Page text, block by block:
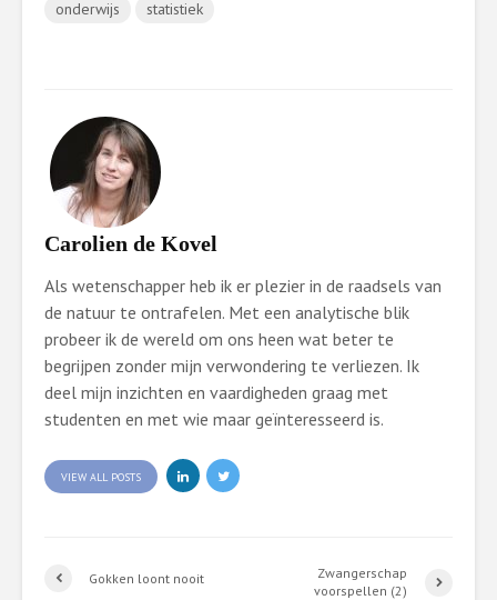
onderwijs statistiek
Carolien de Kovel
Als wetenschapper heb ik er plezier in de raadsels van
de natuur te ontrafelen. Met een analytische blik
probeer ik de wereld om ons heen wat beter te
begrijpen zonder mijn verwondering te verliezen. Ik
deel mijn inzichten en vaardigheden graag met
studenten en met wie maar geïnteresseerd is.
VIEW ALL POSTS
Gokken loont nooit
Zwangerschap
voorspellen (­2)